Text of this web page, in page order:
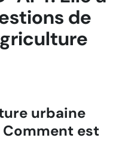
de
urbaine
Comment est